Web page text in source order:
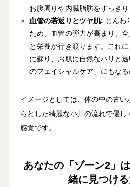
お腹周りや内臓脂肪をすっきり
血管の若返りとツヤ肌: じんわ
ため、血管の弾力が高まり、
と栄養が行き渡ります。これ
に蘇り、お肌に自然なハリと
のフェイシャルケア」にもなる
イメージとしては、体の中の古い
らとした綺麗な小川の流れで優
感覚です。
あなたの「ゾーン2」
緒に見つけ